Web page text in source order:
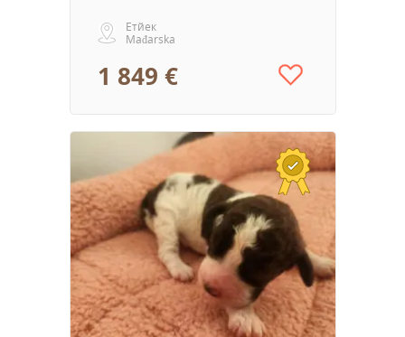
Етйек
Mađarska
1 849 €